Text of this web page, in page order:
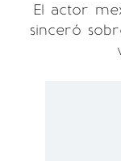
El actor
sinceró